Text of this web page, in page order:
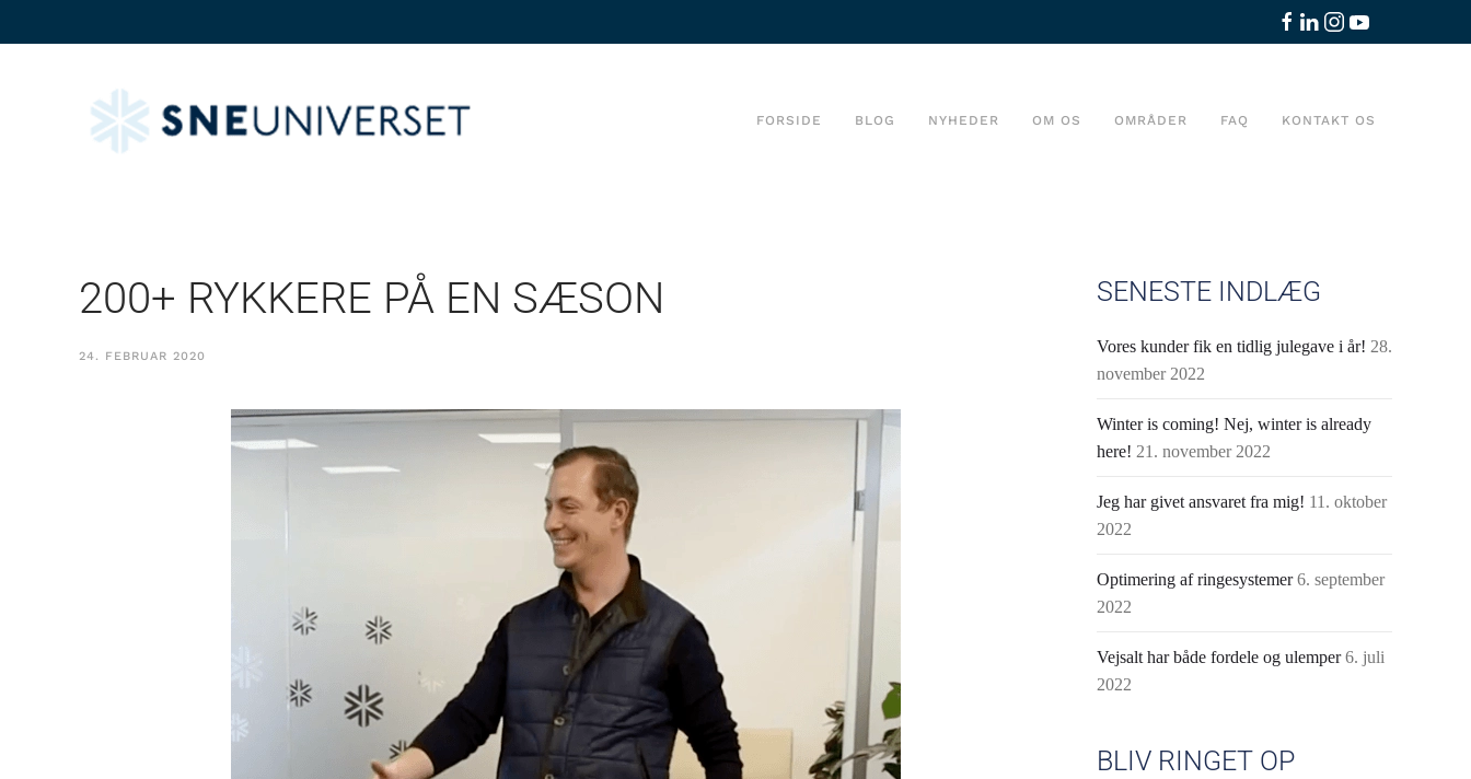
FORSIDE BLOG NYHEDER OM OS OMRÅDER FAQ KONTAKT OS
200+ RYKKERE PÅ EN SÆSON
24. FEBRUAR 2020
SENESTE INDLÆG
Vores kunder fik en tidlig julegave i år! 28.
november 2022
Winter is coming! Nej, winter is already
here! 21. november 2022
Jeg har givet ansvaret fra mig! 11. oktober
2022
Optimering af ringesystemer 6. september
2022
Vejsalt har både fordele og ulemper 6. juli
2022
BLIV RINGET OP